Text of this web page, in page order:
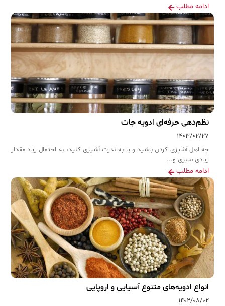
ادامه مطلب
۱۴۰۳/۰۲/۲۷
نظم‌دهی حرفه‌ای ادویه جات
چه اهل آشپزی کردن باشید و یا به ندرت آشپزی کنید، به احتمال زیاد مقدار
زیادی سبزی و...
ادامه مطلب
۱۴۰۲/۰۸/۰۲
انواع ادویه‌های متنوع آسیایی و اروپایی